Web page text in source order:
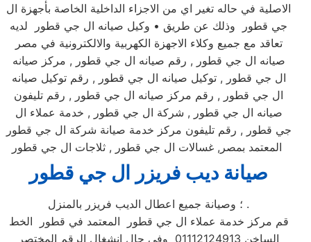
الاصلية في حاله تغير اي من الاجزاء الداخلية الخاصة بأجهزة ال
جي قطور وذلك عن طريق • وكيل صيانه ال جي قطور لديه
تعاقد مع جميع وكلاء الاجهزة الكهربية والالكترونية في مصر
صيانه ال جي قطور , رقم صيانه ال جي قطور , مركز صيانه
ال جي قطور , توكيل صيانه ال جي قطور , رقم توكيل صيانه
ال جي قطور , رقم مركز صيانه ال جي قطور , رقم تليفون
صيانه ال جي قطور , شركة ال جي قطور , خدمة عملاء ال
جي قطور , رقم تليفون مركز خدمة صيانة شركة ال جي قطور
المعتمد بمصر, غسالات ال جي قطور , ثلاجات ال جي قطور
صيانة ديب فريزر ال جي قطور
؛ وصيانة جميع اعطال الديب فريزر بالمنزل .
قم مركز خدمة عملاء ال جي قطور المعتمد في قطور الخط
الساخن 01112124913 وفي حال انشغال الرقم المختصر